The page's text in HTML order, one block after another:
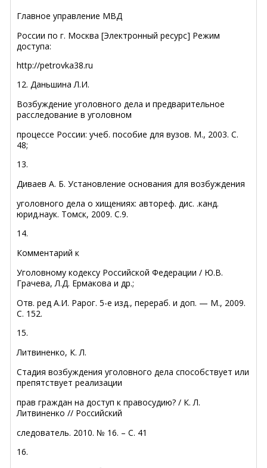
Главное управление МВД
России по г. Москва [Электронный ресурс] Режим
доступа:
http://petrovka38.ru
12. Даньшина Л.И.
Возбуждение уголовного дела и предварительное
расследова­ние в уголовном
процессе России: учеб. пособие для вузов. М., 2003. С.
48;
13.
Диваев А. Б. Установление основания для возбуждения
уголовного дела о хищениях: автореф. дис. .канд.
юрид.наук. Томск, 2009. С.9.
14.
Комментарий к
Уголовному кодексу Российской Федерации / Ю.В.
Грачева, Л.Д. Ермакова и др.;
Отв. ред А.И. Рарог. 5-е изд., перераб. и доп. — М., 2009.
С. 152.
15.
Литвиненко, К. Л.
Стадия возбуждения уголовного дела способствует или
препятствует реализации
прав граждан на доступ к правосудию? / К. Л.
Литвиненко // Российский
следователь. 2010. № 16. – С. 41
16.